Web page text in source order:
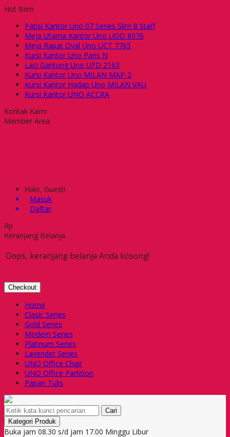
Hot Item
Patisi Kantor Uno 07 Series Slim 8 Staff
Meja Utama Kantor Uno UOD 8076
Meja Rapat Oval Uno UCT 7765
Kursi Kantor Uno Paris N
Laci Gantung Uno UFD 2163
Kursi Kantor Uno MILAN MAP-2
Kursi Kantor Hadap Uno MILAN VAU
Kursi Kantor UNO ACCRA
Kontak Kami
Member Area
Halo, Guest!
Masuk
Daftar
Rp
Keranjang Belanja
Oops, keranjang belanja Anda kosong!
Checkout
Home
Clasic Series
Gold Series
Modern Series
Platinum Series
Lavender Series
UNO Office Chair
UNO Office Partition
Papan Tulis
Cari
Kategori Produk
Buka jam 08.30 s/d jam 17.00 Minggu Libur